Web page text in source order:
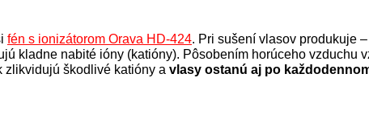
fén s ionizátorom Orava HD-424. Pri sušení vlasov produkuje
kladne nabité ióny (katióny). Pôsobením horúceho vzduchu
zlikvidujú škodlivé katióny a vlasy ostanú aj po